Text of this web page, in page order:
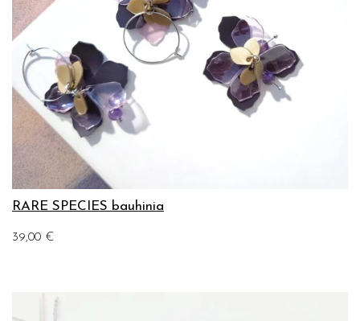
RARE SPECIES bauhinia
39,00 €